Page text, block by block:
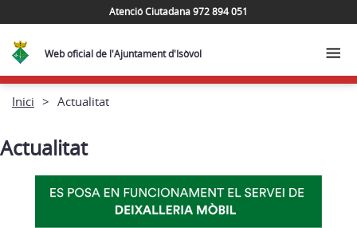
Atenció Ciutadana 972 894 051
Web oficial de l'Ajuntament d'Isòvol
Inici Actualitat
Actualitat